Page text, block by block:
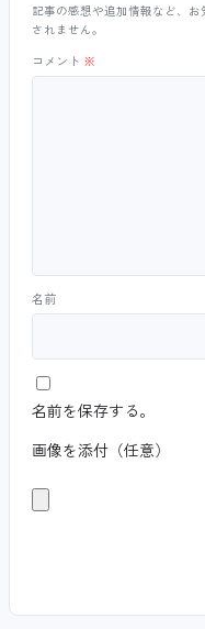
記事の感想や追加情報など、
されません。
コメント ※
名前
名前を保存する。
画像を添付（任意）